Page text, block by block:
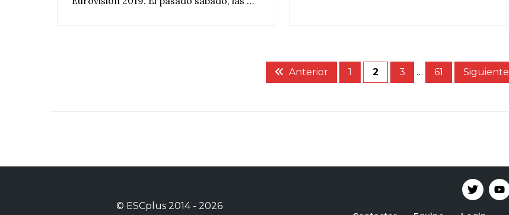
Anterior 1 2 3 … 61 Siguiente
© ESCplus2014 - 2026